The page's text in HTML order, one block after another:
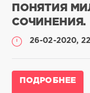
0
0
ПОНЯТИЯ
СОЧИНЕНИЯ.
26-02-2020,
Определение
ПОДРОБНЕЕ